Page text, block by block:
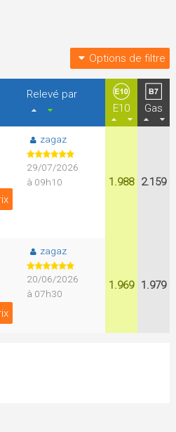
Options de filtre
Relevé par
E10
Gas
zagaz
29/07/2026
à 09h10
1.988 2.159
zagaz
20/06/2026
à 07h30
1.969 1.979